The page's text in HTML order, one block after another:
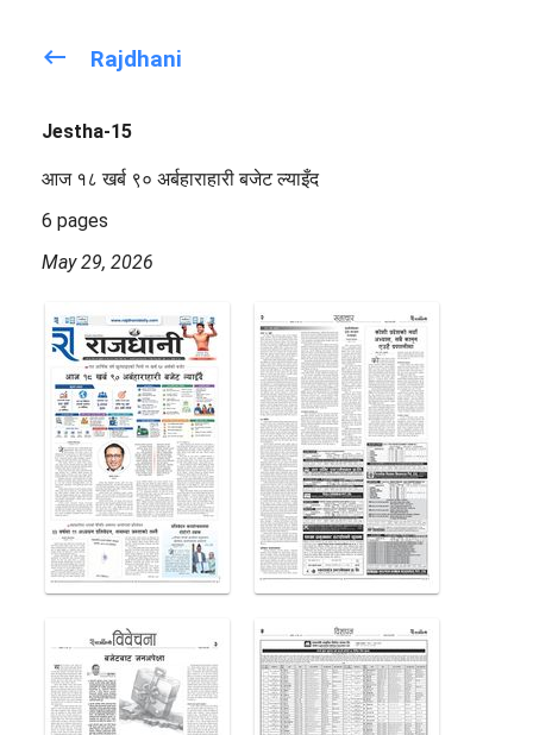
keyboard_backspace Rajdhani
Jestha-15
आज १८ खर्ब ९० अर्बहाराहारी बजेट ल्याइँद
6 pages
May 29, 2026